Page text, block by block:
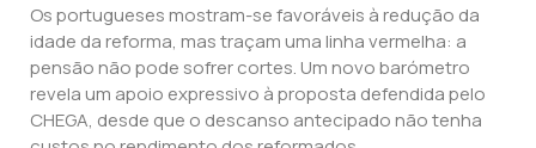
Os portugueses mostram-se favoráveis à redução da
idade da reforma, mas traçam uma linha vermelha: a
pensão não pode sofrer cortes. Um novo barómetro
revela um apoio expressivo à proposta defendida pelo
CHEGA, desde que o descanso antecipado não tenha